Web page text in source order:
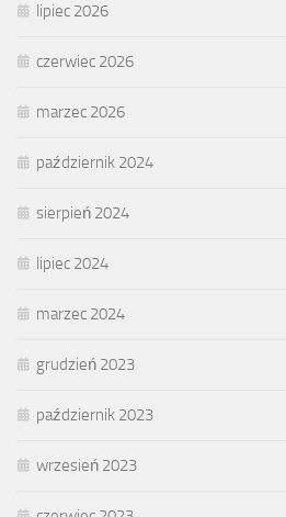
lipiec 2026
czerwiec 2026
marzec 2026
październik 2024
sierpień 2024
lipiec 2024
marzec 2024
grudzień 2023
październik 2023
wrzesień 2023